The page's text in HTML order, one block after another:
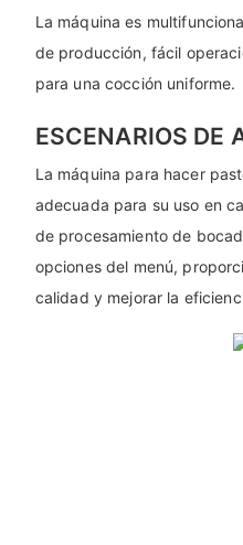
La máquina es
de producción, fácil
para una cocción uniforme.
ESCENARIOS DE
La máquina para hacer
adecuada para su uso en
de procesamiento de
opciones del menú,
calidad y mejorar la